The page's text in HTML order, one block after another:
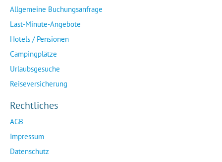
Allgemeine Buchungsanfrage
Last-Minute-Angebote
Hotels / Pensionen
Campingplätze
Urlaubsgesuche
Reiseversicherung
Rechtliches
AGB
Impressum
Datenschutz